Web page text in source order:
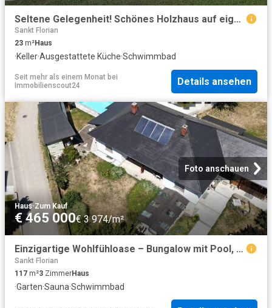
Seltene Gelegenheit! Schönes Holzhaus auf eigenem Gartengrundstück im Eigentum!
Sankt Florian
23 m²Haus
·Keller·Ausgestattete Küche·Schwimmbad
Seit mehr als einem Monat bei
Immobilienscout24
Details ansehen
Foto anschauen
Haus·Zum Kauf
€ 465 000€ 3 974/m²
Einzigartige Wohlfühloase – Bungalow mit Pool, Sauna und traumhaftem Garten
Sankt Florian
117 m²3 ZimmerHaus
·Garten·Sauna·Schwimmbad